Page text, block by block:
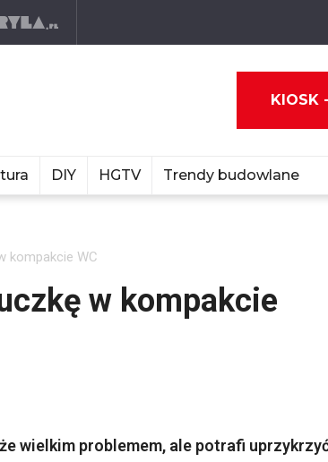
KIOSK
DIY HGTV Trendy budowlane
kompakcie WC
w kompakcie
wielkim problemem, ale potrafi